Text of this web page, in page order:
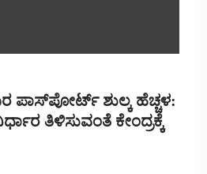
ಪಾಸ್‌ಪೋರ್ಟ್ ಶುಲ್ಕ ಹೆಚ್ಚಳ:
ತಿಳಿಸುವಂತೆ ಕೇಂದ್ರಕ್ಕೆ